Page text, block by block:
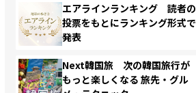
エアラインランキング 読者の
投票をもとにランキング形式で
発表
Next韓国旅 次の韓国旅行が
もっと楽しくなる 旅先・グル